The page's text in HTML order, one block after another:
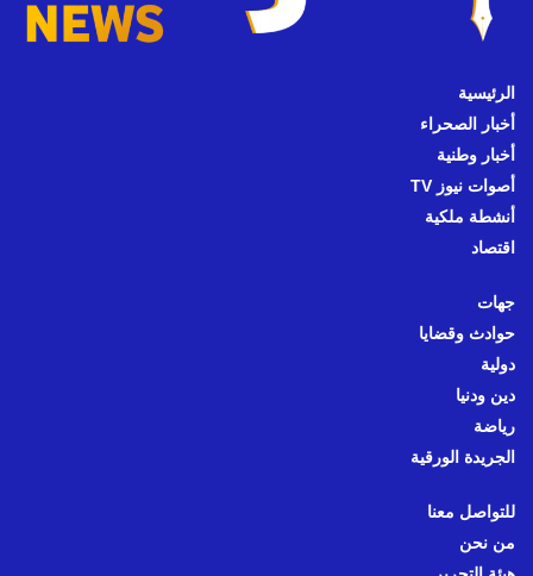
الرئيسية
أخبار الصحراء
أخبار وطنية
أصوات نيوز TV
أنشطة ملكية
اقتصاد
جهات
حوادث وقضايا
دولية
دين ودنيا
رياضة
الجريدة الورقية
للتواصل معنا
من نحن